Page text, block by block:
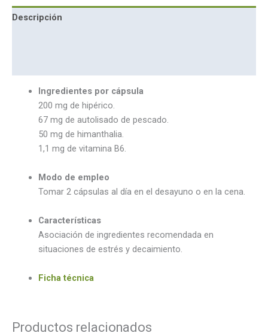
Descripción
Ingredientes por cápsula
200 mg de hipérico.
67 mg de autolisado de pescado.
50 mg de himanthalia.
1,1 mg de vitamina B6.
Modo de empleo
Tomar 2 cápsulas al día en el desayuno o en la cena.
Características
Asociación de ingredientes recomendada en
situaciones de estrés y decaimiento.
Ficha técnica
Productos relacionados